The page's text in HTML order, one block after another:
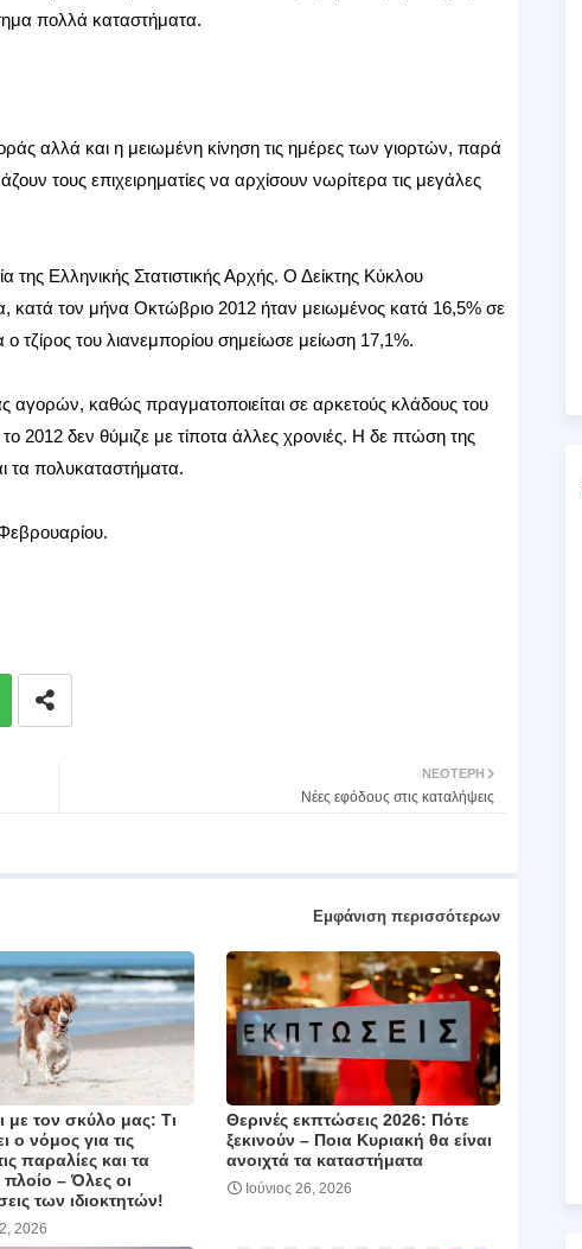
πολλά καταστήματα.
αλλά και η μειωμένη κίνηση τις ημέρες των γιορτών, παρά
τους επιχειρηματίες να αρχίσουν νωρίτερα τις μεγάλες
της Ελληνικής Στατιστικής Αρχής. Ο Δείκτης Κύκλου
κατά τον μήνα Οκτώβριο 2012 ήταν μειωμένος κατά 16,5% σε
τζίρος του λιανεμπορίου σημείωσε μείωση 17,1%.
αγορών, καθώς πραγματοποιείται σε αρκετούς κλάδους του
2012 δεν θύμιζε με τίποτα άλλες χρονιές. Η δε πτώση της
τα πολυκαταστήματα.
ΝΕΌΤΕΡΗ
Νέες εφόδους στις καταλήψεις
Εμφάνιση περισσότερων
με τον σκύλο μας: Τι
ο νόμος για τις
παραλίες και τα
πλοίο – Όλες οι
των ιδιοκτητών!
2026
Θερινές εκπτώσεις 2026: Πότε
ξεκινούν – Ποια Κυριακή θα είναι
ανοιχτά τα καταστήματα
Ιούνιος 26, 2026